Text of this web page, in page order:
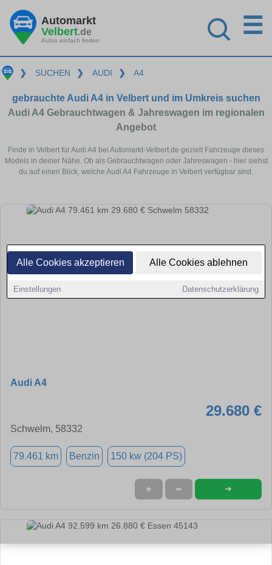
Alle Cookies akzeptieren Alle Cookies ablehnen
Einstellungen Datenschutzerklärung
Automarkt
Velbert.de
Autos einfach finden
☰
❯ SUCHEN ❯ AUDI ❯ A4
gebrauchte Audi A4 in Velbert und im Umkreis suchen
Audi A4 Gebrauchtwagen & Jahreswagen im regionalen
Angebot
Finde in Velbert für Audi A4 bei Automarkt-Velbert.de gezielt Fahrzeuge dieses
Models in deiner Nähe. Ob als Gebrauchtwagen oder Jahreswagen - hier siehst
du auf einen Blick, welche Audi A4 Fahrzeuge in Velbert verfügbar sind.
Audi A4
29.680 €
Schwelm, 58332
79.461 km Benzin 150 kw (204 PS)
★ ➦ ➜